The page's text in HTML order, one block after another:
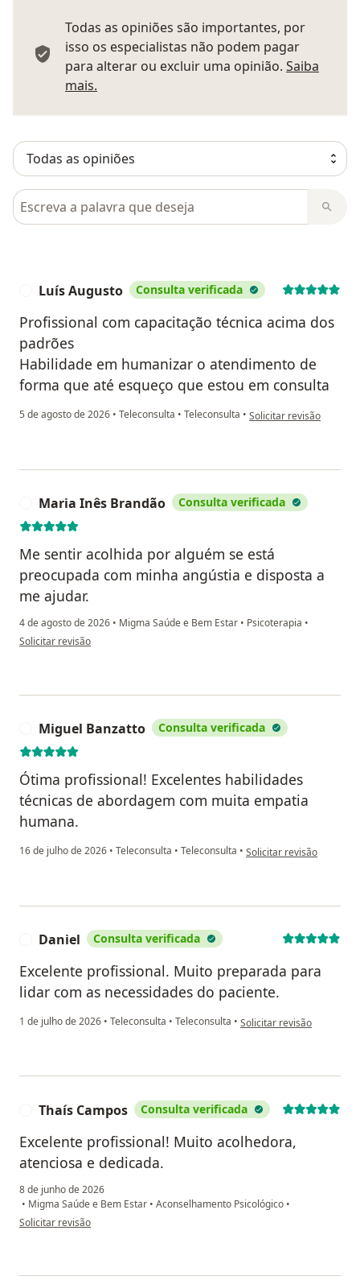
Todas as opiniões são importantes, por
isso os especialistas não podem pagar
para alterar ou excluir uma opinião. Saiba
mais.
Pesquisar em opiniões
Luís Augusto Consulta verificada
Profissional com capacitação técnica acima dos
padrões
Habilidade em humanizar o atendimento de
forma que até esqueço que estou em consulta
5 de agosto de 2026 • Teleconsulta • Teleconsulta • na opinião do utilizador
Solicitar revisão
Maria Inês Brandão Consulta verificada
Me sentir acolhida por alguém se está
preocupada com minha angústia e disposta a
me ajudar.
4 de agosto de 2026 • Migma Saúde e Bem Estar • Psicoterapia •
na opinião do utilizador Maria Inês Brandão
Solicitar revisão
Miguel Banzatto Consulta verificada
Ótima profissional! Excelentes habilidades
técnicas de abordagem com muita empatia
humana.
16 de julho de 2026 • Teleconsulta • Teleconsulta • na opinião do utilizador
Solicitar revisão
Daniel Consulta verificada
Excelente profissional. Muito preparada para
lidar com as necessidades do paciente.
1 de julho de 2026 • Teleconsulta • Teleconsulta • na opinião do utilizador
Solicitar revisão
Thaís Campos Consulta verificada
Excelente profissional! Muito acolhedora,
atenciosa e dedicada.
8 de junho de 2026
• Migma Saúde e Bem Estar • Aconselhamento Psicológico •
na opinião do utilizador Thaís Campos
Solicitar revisão